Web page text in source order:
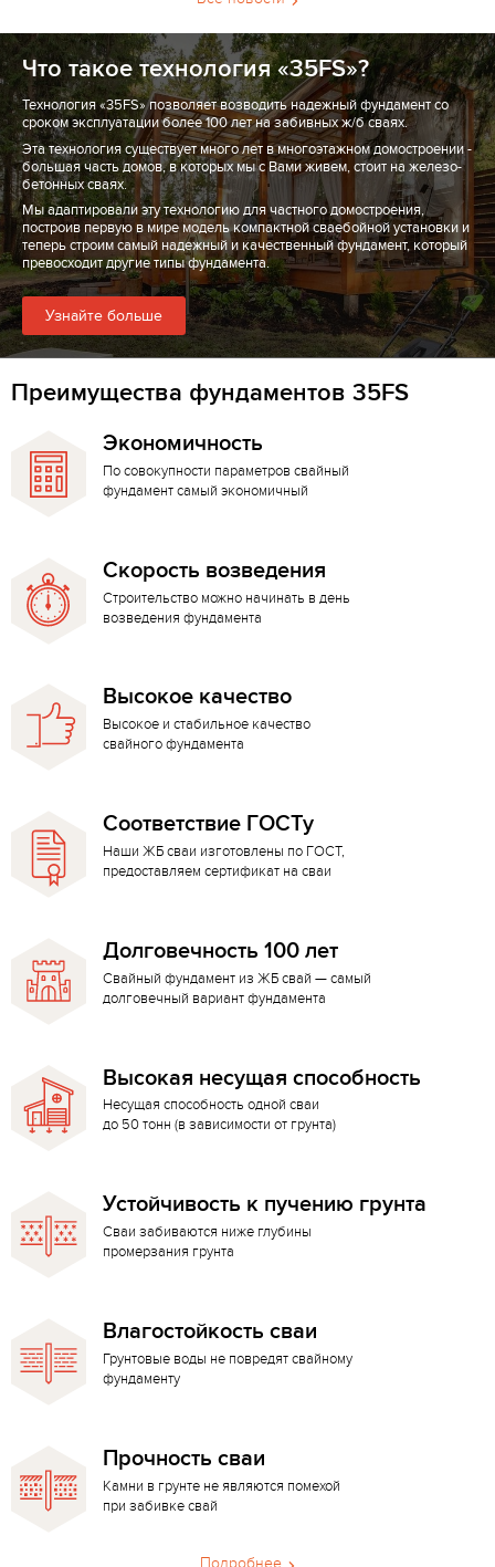
Что такое технология «35FS»?
Технология «35FS» позволяет возводить надежный фундамент со
сроком эксплуатации более 100 лет на забивных ж/б сваях.
Эта технология существует много лет в многоэтажном домостроении -
большая часть домов, в которых мы с Вами живем, стоит на железо-
бетонных сваях.
Мы адаптировали эту технологию для частного домостроения,
построив первую в мире модель компактной сваебойной установки и
теперь строим самый надежный и качественный фундамент, который
превосходит другие типы фундамента.
Узнайте больше
Преимущества фундаментов 35FS
Экономичность
По совокупности параметров свайный
фундамент самый экономичный
Скорость возведения
Строительство можно начинать в день
возведения фундамента
Высокое качество
Высокое и стабильное качество
свайного фундамента
Соответствие ГОСТу
Наши ЖБ сваи изготовлены по ГОСТ,
предоставляем сертификат на сваи
Долговечность 100 лет
Свайный фундамент из ЖБ свай — самый
долговечный вариант фундамента
Высокая несущая способность
Несущая способность одной сваи
до 50 тонн (в зависимости от грунта)
Устойчивость к пучению грунта
Сваи забиваются ниже глубины
промерзания грунта
Влагостойкость сваи
Грунтовые воды не повредят свайному
фундаменту
Прочность сваи
Камни в грунте не являются помехой
при забивке свай
Подробнее